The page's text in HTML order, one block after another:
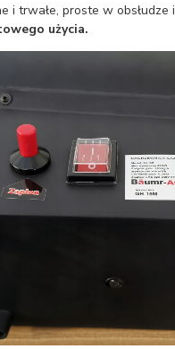
i trwałe, proste w obsłudze i
użycia.